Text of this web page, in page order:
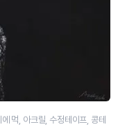
먹, 아크릴, 수정테이프, 콩테